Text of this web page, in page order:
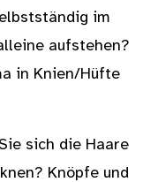
im
aufstehen?
in Knien/Hüfte
sich die Haare
Knöpfe und